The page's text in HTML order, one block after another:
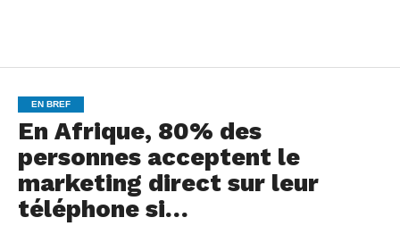
EN BREF
En Afrique, 80% des
personnes acceptent le
marketing direct sur leur
téléphone si…